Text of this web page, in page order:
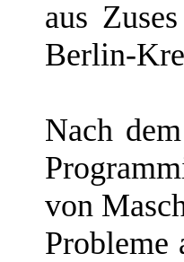
aus
Berlin-
Nach
von
Probleme